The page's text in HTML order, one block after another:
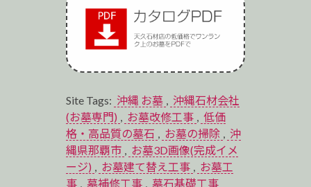
Site Tags: 沖縄 お墓 , 沖縄石材会社
(お墓専門) , お墓改修工事 , 低価
格・高品質の墓石 , お墓の掃除 , 沖
縄県那覇市 , お墓3D画像(完成イメ
ージ) , お墓建て替え工事 , お墓工
事 , 墓補修工事 , 墓石基礎工事